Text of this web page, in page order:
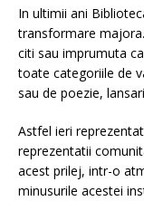
In ultimii ani
transformare
citi sau imprumuta
toate categoriile de
sau de poezie,
Astfel ieri
reprezentatii
acest prilej, intr-o
minusurile acestei